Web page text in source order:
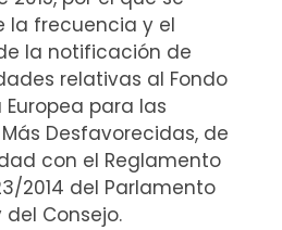
la frecuencia y el
la notificación de
relativas al Fondo
para las
Desfavorecidas, de
con el Reglamento
2014 del Parlamento
del Consejo.